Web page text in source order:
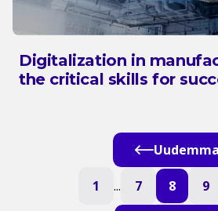
Digitalization in
the critical skills for
1 ... 7 8 9